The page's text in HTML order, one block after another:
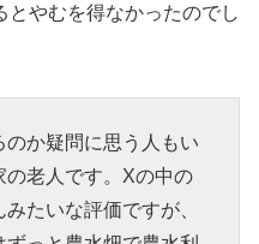
とやむを得なかったのでし
か疑問に思う人もい
の老人です。Xの中の
たいな評価ですが、